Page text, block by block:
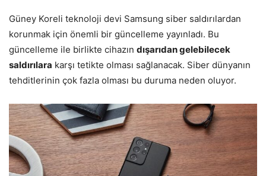
Güney Koreli teknoloji devi Samsung siber saldırılardan
korunmak için önemli bir güncelleme yayınladı. Bu
güncelleme ile birlikte cihazın dışarıdan gelebilecek
saldırılara karşı tetikte olması sağlanacak. Siber dünyanın
tehditlerinin çok fazla olması bu duruma neden oluyor.